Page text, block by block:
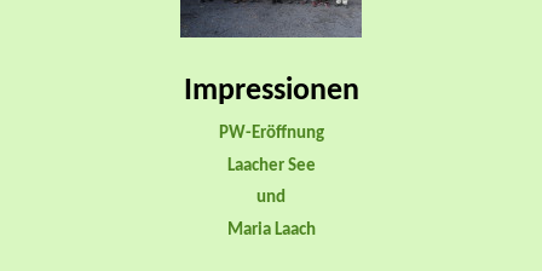
Impressionen
PW-Eröffnung
Laacher See
und
Maria Laach